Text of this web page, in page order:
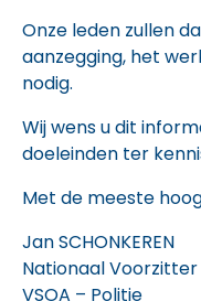
Onze leden zullen
aanzegging, het
nodig.
Wij wens u dit
doeleinden ter
Met de meeste
Jan SCHONKEREN
Nationaal Voorzitter
VSOA – Politie